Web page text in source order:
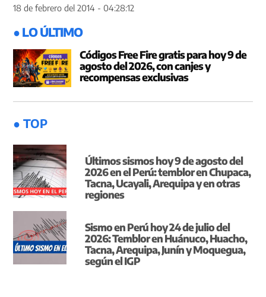
18 de febrero del 2014 - 04:28:12
● LO ÚLTIMO
Códigos Free Fire gratis para hoy 9 de
agosto del 2026, con canjes y
recompensas exclusivas
● TOP
Últimos sismos hoy 9 de agosto del
2026 en el Perú: temblor en Chupaca,
Tacna, Ucayali, Arequipa y en otras
regiones
Sismo en Perú hoy 24 de julio del
2026: Temblor en Huánuco, Huacho,
Tacna, Arequipa, Junín y Moquegua,
según el IGP